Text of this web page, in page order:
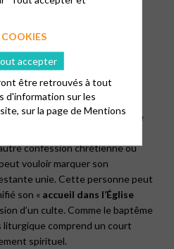
et s’il est prêt à reconnaître
est Seigneur », en
affirmation pour lui, un
recevoirle baptême
ou un adulte peut
et demander à ce que soit
La confirmation
symbolisée par la traversée
confession chrétienne ou
vouloir marquer son
unie. Cette personne peut
son « accueil dans l’Église
d’un culte. Comme le baptême
comprend un court
spirituel.
COOKIES
accepter
être retrouvés à tout
d'information sur les
sur la page deMentions